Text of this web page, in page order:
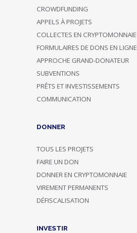
CROWDFUNDING
APPELS À PROJETS
COLLECTES EN CRYPTOMONNAIE
FORMULAIRES DE DONS EN LIGNE
APPROCHE GRAND-DONATEUR
SUBVENTIONS
PRÊTS ET INVESTISSEMENTS
COMMUNICATION
DONNER
TOUS LES PROJETS
FAIRE UN DON
DONNER EN CRYPTOMONNAIE
VIREMENT PERMANENTS
DÉFISCALISATION
INVESTIR